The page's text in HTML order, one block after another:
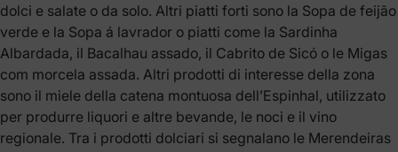
dolci e salate o da solo. Altri piatti forti sono la Sopa de feijão
verde e la Sopa á lavrador o piatti come la Sardinha
Albardada, il Bacalhau assado, il Cabrito de Sicó o le Migas
com morcela assada. Altri prodotti di interesse della zona
sono il miele della catena montuosa dell’Espinhal, utilizzato
per produrre liquori e altre bevande, le noci e il vino
regionale. Tra i prodotti dolciari si segnalano le Merendeiras